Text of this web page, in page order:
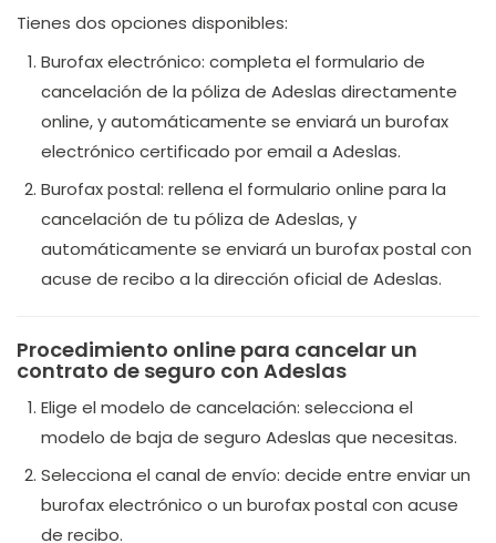
Tienes dos opciones disponibles:
Burofax electrónico: completa el formulario de
cancelación de la póliza de Adeslas directamente
online, y automáticamente se enviará un burofax
electrónico certificado por email a Adeslas.
Burofax postal: rellena el formulario online para la
cancelación de tu póliza de Adeslas, y
automáticamente se enviará un burofax postal con
acuse de recibo a la dirección oficial de Adeslas.
Procedimiento online para cancelar un
contrato de seguro con Adeslas
Elige el modelo de cancelación: selecciona el
modelo de baja de seguro Adeslas que necesitas.
Selecciona el canal de envío: decide entre enviar un
burofax electrónico o un burofax postal con acuse
de recibo.